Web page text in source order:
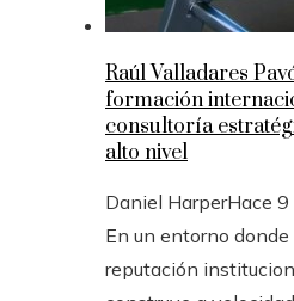
Raúl Valladares
formación
consultoría
alto nivel
Daniel HarperHace 9
En un entorno donde
reputación